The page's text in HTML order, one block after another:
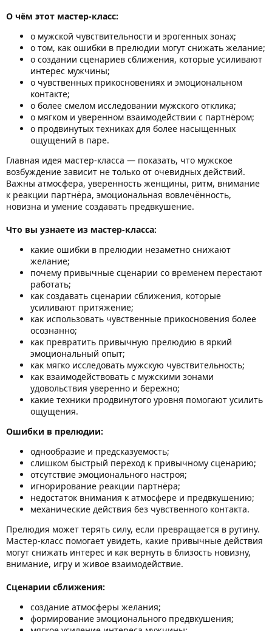
О чём этот мастер-класс:
о мужской чувствительности и эрогенных зонах;
о том, как ошибки в прелюдии могут снижать желание;
о создании сценариев сближения, которые усиливают
интерес мужчины;
о чувственных прикосновениях и эмоциональном
контакте;
о более смелом исследовании мужского отклика;
о мягком и уверенном взаимодействии с партнёром;
о продвинутых техниках для более насыщенных
ощущений в паре.
Главная идея мастер-класса — показать, что мужское
возбуждение зависит не только от очевидных действий.
Важны атмосфера, уверенность женщины, ритм, внимание
к реакции партнёра, эмоциональная вовлечённость,
новизна и умение создавать предвкушение.
Что вы узнаете из мастер-класса:
какие ошибки в прелюдии незаметно снижают
желание;
почему привычные сценарии со временем перестают
работать;
как создавать сценарии сближения, которые
усиливают притяжение;
как использовать чувственные прикосновения более
осознанно;
как превратить привычную прелюдию в яркий
эмоциональный опыт;
как мягко исследовать мужскую чувствительность;
как взаимодействовать с мужскими зонами
удовольствия уверенно и бережно;
какие техники продвинутого уровня помогают усилить
ощущения.
Ошибки в прелюдии:
однообразие и предсказуемость;
слишком быстрый переход к привычному сценарию;
отсутствие эмоционального настроя;
игнорирование реакции партнёра;
недостаток внимания к атмосфере и предвкушению;
механические действия без чувственного контакта.
Прелюдия может терять силу, если превращается в рутину.
Мастер-класс помогает увидеть, какие привычные действия
могут снижать интерес и как вернуть в близость новизну,
внимание, игру и живое взаимодействие.
Сценарии сближения:
создание атмосферы желания;
формирование эмоционального предвкушения;